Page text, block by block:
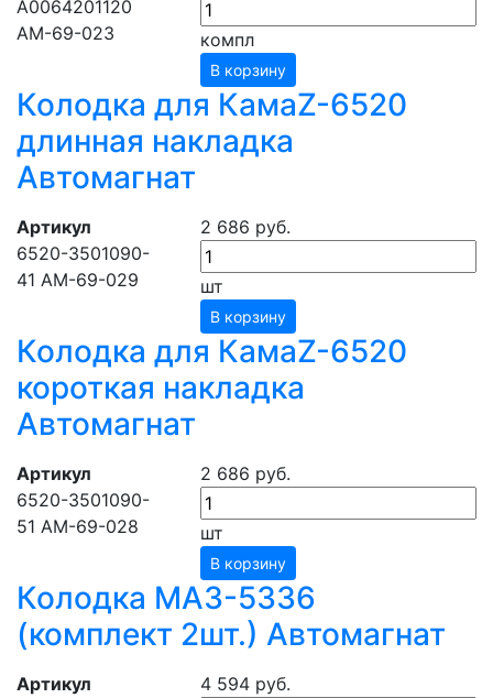
А0064201120
АМ-69-023
компл
В корзину
Колодка для КамаZ-6520
длинная накладка
Автомагнат
Артикул
6520-3501090-
41 АМ-69-029
2 686 руб.
шт
В корзину
Колодка для КамаZ-6520
короткая накладка
Автомагнат
Артикул
6520-3501090-
51 АМ-69-028
2 686 руб.
шт
В корзину
Колодка МАЗ-5336
(комплект 2шт.) Автомагнат
Артикул
4 594 руб.